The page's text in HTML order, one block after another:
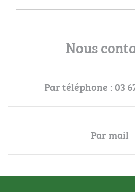
Nous
Par téléphone : 03
Par mail